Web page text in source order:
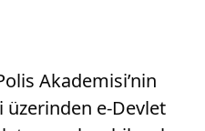
Akademisi’nin
üzerinden e-Devlet